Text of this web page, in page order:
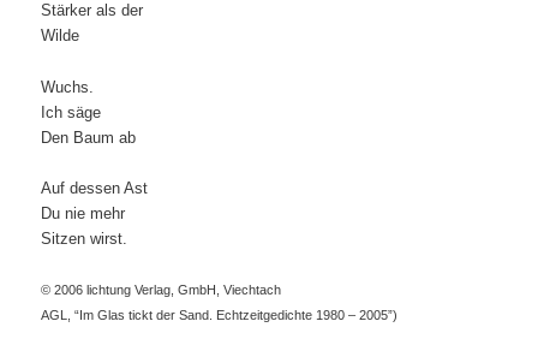
Stärker als der
Wilde
Wuchs.
Ich säge
Den Baum ab
Auf dessen Ast
Du nie mehr
Sitzen wirst.
© 2006 lichtung Verlag, GmbH, Viechtach
AGL, “Im Glas tickt der Sand. Echtzeitgedichte 1980 – 2005”)